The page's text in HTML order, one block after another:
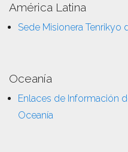
América Latina
Sede Misionera Tenrikyo
Oceanía
Enlaces de Información
Oceanía